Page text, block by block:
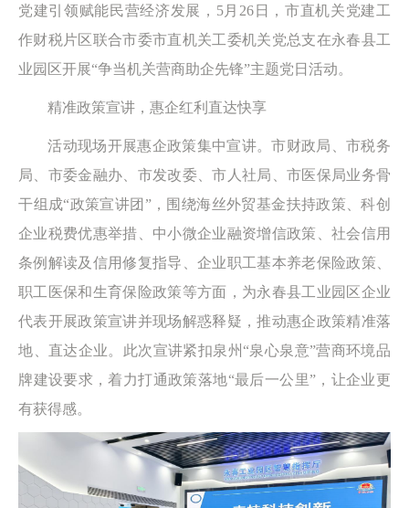
党建引领赋能民营经济发展，5月26日，市直机关党建工
作财税片区联合市委市直机关工委机关党总支在永春县工
业园区开展“争当机关营商助企先锋”主题党日活动。
精准政策宣讲，惠企红利直达快享
活动现场开展惠企政策集中宣讲。市财政局、市税务
局、市委金融办、市发改委、市人社局、市医保局业务骨
干组成“政策宣讲团”，围绕海丝外贸基金扶持政策、科创
企业税费优惠举措、中小微企业融资增信政策、社会信用
条例解读及信用修复指导、企业职工基本养老保险政策、
职工医保和生育保险政策等方面，为永春县工业园区企业
代表开展政策宣讲并现场解惑释疑，推动惠企政策精准落
地、直达企业。此次宣讲紧扣泉州“泉心泉意”营商环境品
牌建设要求，着力打通政策落地“最后一公里”，让企业更
有获得感。